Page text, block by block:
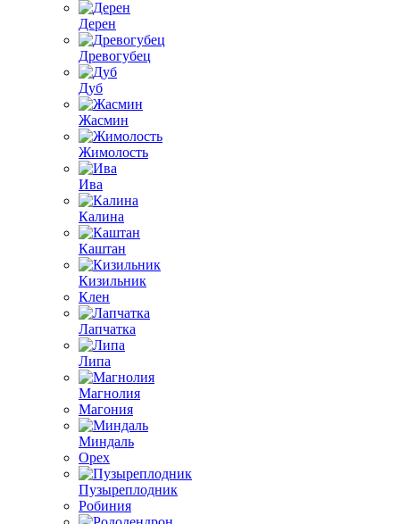
Дерен
Древогубец
Дуб
Жасмин
Жимолость
Ива
Калина
Каштан
Кизильник
Клен
Лапчатка
Липа
Магнолия
Магония
Миндаль
Орех
Пузыреплодник
Робиния